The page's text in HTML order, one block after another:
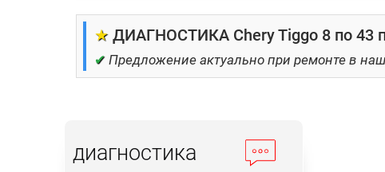
★ ДИАГНОСТИКА Chery Tiggo 8 по 43
✔ Предложение актуально при ремонте в
диагностика